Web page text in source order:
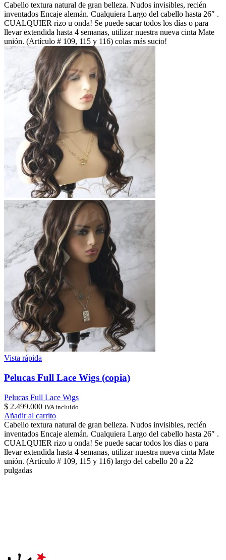
Cabello textura natural de gran belleza. Nudos invisibles, recién
inventados Encaje alemán. Cualquiera Largo del cabello hasta 26″ .
CUALQUIER rizo u onda! Se puede sacar todos los días o para
llevar extendida hasta 4 semanas, utilizar nuestra nueva cinta Mate
unión. (Artículo # 109, 115 y 116) colas más sucio!
Vista rápida
Pelucas Full Lace Wigs (copia)
Pelucas Full Lace Wigs
$ 2.499.000 IVA incluido
Añadir al carrito
Cabello textura natural de gran belleza. Nudos invisibles, recién
inventados Encaje alemán. Cualquiera Largo del cabello hasta 26″ .
CUALQUIER rizo u onda! Se puede sacar todos los días o para
llevar extendida hasta 4 semanas, utilizar nuestra nueva cinta Mate
unión. (Artículo # 109, 115 y 116) largo del cabello 20 a 22
pulgadas